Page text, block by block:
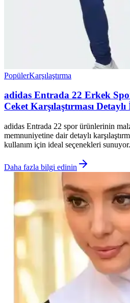
PopülerKarşılaştırma
adidas Entrada 22 Erkek
Ceket Karşılaştırması Detaylı
adidas Entrada 22 spor ürünlerinin
memnuniyetine dair detaylı
kullanım için ideal seçenekleri sunuyor.
Daha fazla bilgi edinin